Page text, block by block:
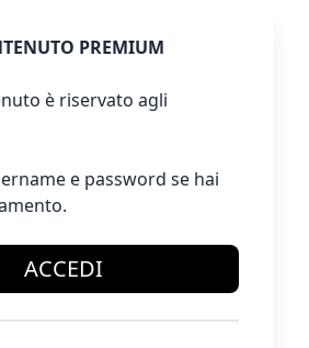
PREMIUM
è riservato agli
e password se hai
ACCEDI